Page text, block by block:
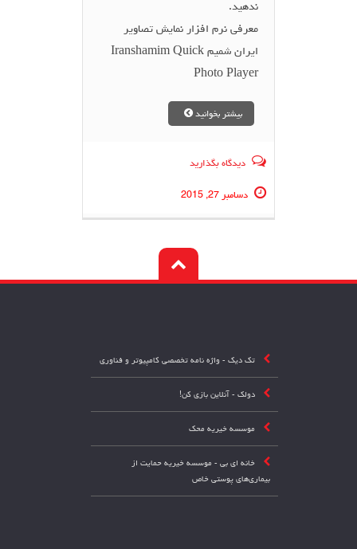
ندهید.
معرفی نرم افزار نمایش تصاویر
ایران شمیم Iranshamim Quick
Photo Player
بیشتر بخوانید
دیدگاه بگذارید
دسامبر 27, 2015
تک دیک - واژه نامه تخصصی کامپیوتر و فناوری
دولک - آنلاین بازی کن!
موسسه خیریه محک
خانه ای بی - موسسه خیریه حمایت از
بیماری‌های پوستی خاص